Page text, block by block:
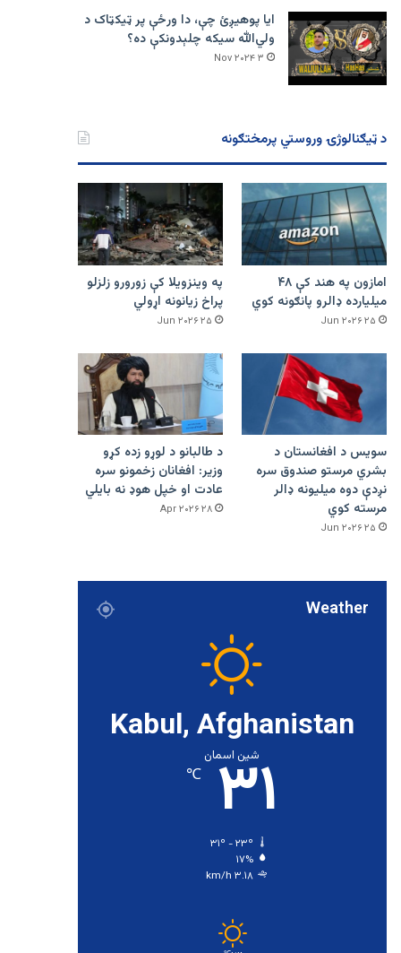
ایا پوهیږئ چې، دا ورځې پر ټيکټاک د
ولي‌الله سیکه چلېدونکې ده؟
۳ Nov ۲۰۲۴
د ټیګنالوژۍ وروستي پرمختګونه
امازون په هند کې ۴۸
میلیارده ډالرو پانګونه کوي
۲۵ Jun ۲۰۲۶
په وینزویلا کې زورورو زلزلو
پراخ زیانونه اړولي
۲۵ Jun ۲۰۲۶
سویس د افغانستان د
بشري مرستو صندوق سره
نږدې دوه میلیونه ډالر
مرسته کوي
۲۵ Jun ۲۰۲۶
د طالبانو د لوړو زده کړو
وزیر: افغانان زخمونو سره
عادت او خپل هوډ نه بایلي
۲۸ Apr ۲۰۲۶
Weather
Kabul, Afghanistan
شین اسمان
۳۱ ℃
۱۷%
۳.۱۸ km/h